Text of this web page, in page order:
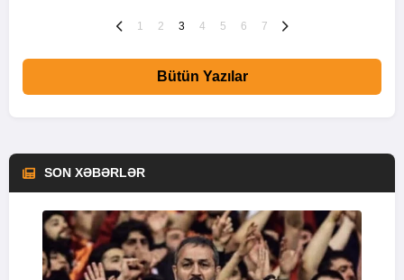
1 2 3 4 5 6 7
Bütün Yazılar
SON XƏBƏRLƏR